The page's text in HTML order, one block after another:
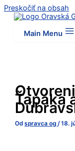
Preskočiť na obsah
Main Menu
Ťapáka
Od spravca og/18.